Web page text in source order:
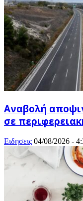
Αναβολή
σε
Ειδησεις 04/08/2026 -